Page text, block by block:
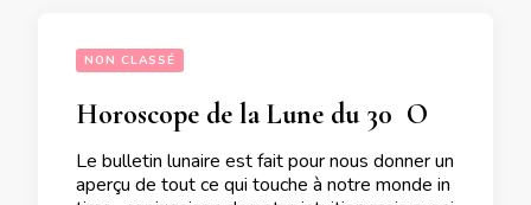
NON CLASSÉ
Le bulletin lunaire est fait pour nous donner un
aperçu de tout ce qui touche à notre monde in